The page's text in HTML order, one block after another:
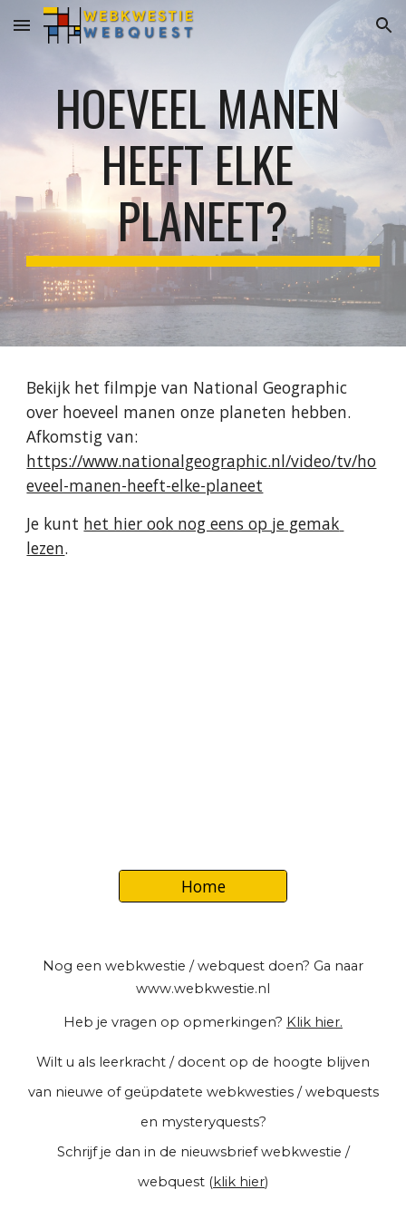
Skip to main content Skip to navigation
HOEVEEL MANEN
HEEFT ELKE
PLANEET?
Bekijk het filmpje van National Geographic
over hoeveel manen onze planeten hebben.
https://www.nationalgeographic.nl/video/tv/ho
eveel-manen-heeft-elke-planeet
Je kunt het hier ook nog eens op je gemak
lezen.
Home
Nog een webkwestie / webquest doen? Ga naar
www.webkwestie.nl
Heb je vragen op opmerkingen? Klik hier.
Wilt u als leerkracht / docent op de hoogte blijven
van nieuwe of geüpdatete webkwesties / webquests
en mysteryquests?
Schrijf je dan in de nieuwsbrief webkwestie /
webquest (klik hier)